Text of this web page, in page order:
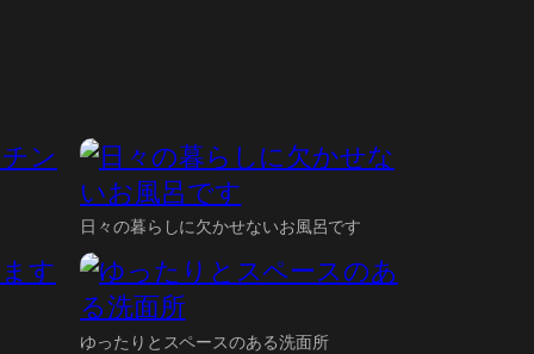
日々の暮らしに欠かせないお風呂です
ゆったりとスペースのある洗面所